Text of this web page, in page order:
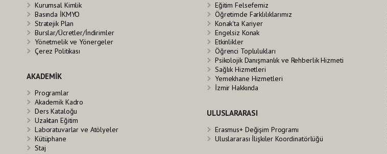
Kurumsal Kimlik
Basında İKMYO
Stratejik Plan
Burslar/Ücretler/İndirimler
Yönetmelik ve Yönergeler
Çerez Politikası
Eğitim Felsefemiz
Öğretimde Farklılıklarımız
Konak'ta Kariyer
Engelsiz Konak
Etkinlikler
Öğrenci Toplulukları
Psikolojik Danışmanlık ve Rehberlik Hizmeti
Sağlık Hizmetleri
Yemekhane Hizmetleri
İzmir Hakkında
AKADEMİK
Programlar
Akademik Kadro
Ders Kataloğu
Uzaktan Eğitim
Laboratuvarlar ve Atölyeler
Kütüphane
Staj
ULUSLARARASI
Erasmus+ Değişim Programı
Uluslararası İlişkiler Koordinatörlüğü